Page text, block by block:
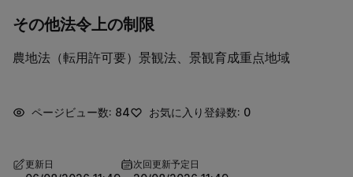
その他法令上の制限
農地法（転用許可要）景観法、景観育成重点地域
ページビュー数: 84 お気に入り登録数: 0
更新日 次回更新予定日